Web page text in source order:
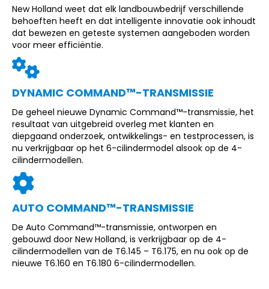
New Holland weet dat elk landbouwbedrijf verschillende
behoeften heeft en dat intelligente innovatie ook inhoudt
dat bewezen en geteste systemen aangeboden worden
voor meer efficiëntie.
DYNAMIC COMMAND™-TRANSMISSIE
De geheel nieuwe Dynamic Command™-transmissie, het
resultaat van uitgebreid overleg met klanten en
diepgaand onderzoek, ontwikkelings- en testprocessen, is
nu verkrijgbaar op het 6-cilindermodel alsook op de 4-
cilindermodellen.
AUTO COMMAND™-TRANSMISSIE
De Auto Command™-transmissie, ontworpen en
gebouwd door New Holland, is verkrijgbaar op de 4-
cilindermodellen van de T6.145 – T6.175, en nu ook op de
nieuwe T6.160 en T6.180 6-cilindermodellen.